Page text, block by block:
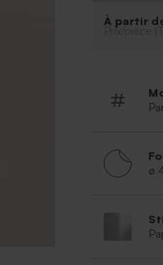
À partir
Prix/pièce
ø